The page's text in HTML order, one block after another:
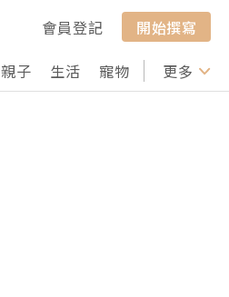
會員登記
開始撰寫
親子 生活 寵物 行山 打卡
更多